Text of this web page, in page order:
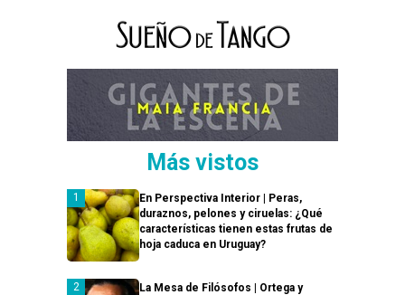
Más vistos
En Perspectiva Interior | Peras,
duraznos, pelones y ciruelas: ¿Qué
características tienen estas frutas de
hoja caduca en Uruguay?
La Mesa de Filósofos | Ortega y